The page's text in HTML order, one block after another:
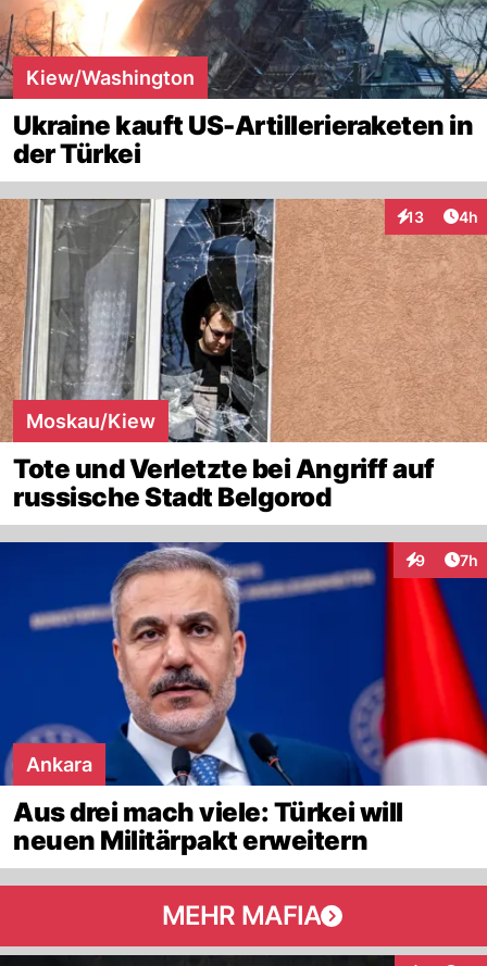
Kiew/Washington
Ukraine kauft US-Artillerieraketen in
der Türkei
13
Interaktionen
4h
Moskau/Kiew
Tote und Verletzte bei Angriff auf
russische Stadt Belgorod
9 7h
Ankara
Aus drei mach viele: Türkei will
neuen Militärpakt erweitern
MEHR MAFIA